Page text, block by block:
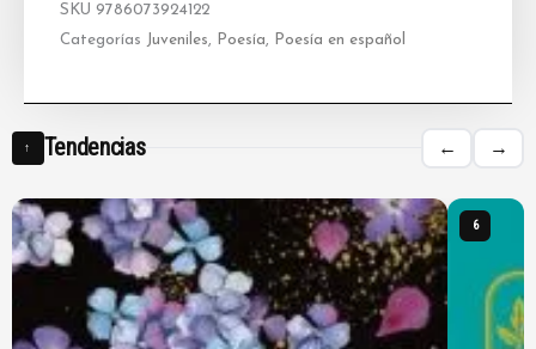
SKU 9786073924122
Categorías
Juveniles, Poesía, Poesía en español
↑ Tendencias ← →
6